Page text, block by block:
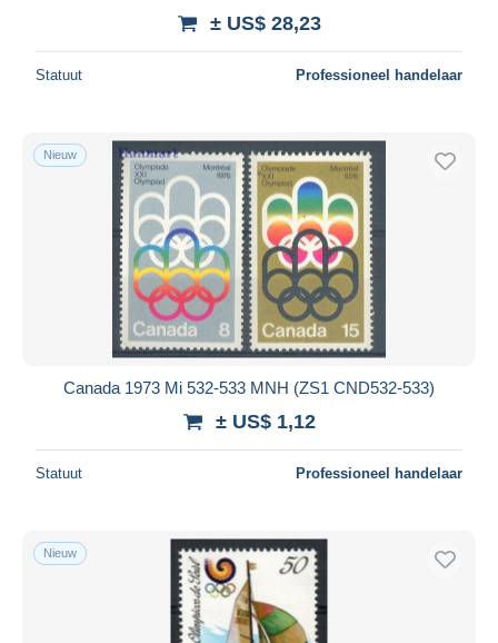
± US$ 28,23
Statuut Professioneel handelaar
Nieuw
Canada 1973 Mi 532-533 MNH (ZS1 CND532-533)
± US$ 1,12
Statuut Professioneel handelaar
Nieuw